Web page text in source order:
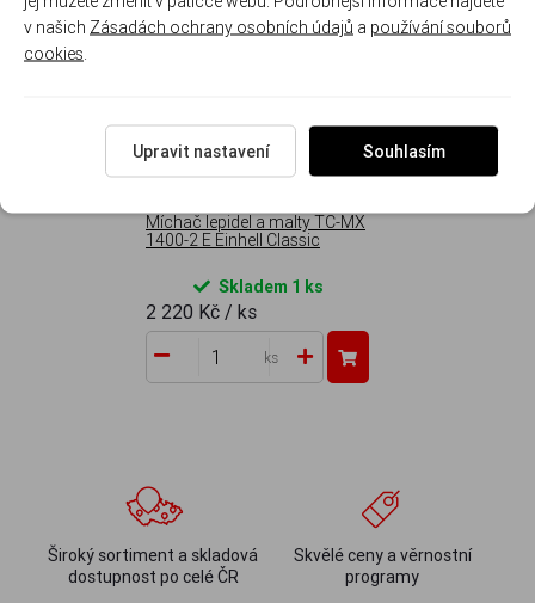
Míchač lepidel a malty TC-MX
1400-2 E Einhell Classic
Skladem 1 ks
2 220 Kč / ks
ks
Široký sortiment a skladová
dostupnost po celé ČR
Skvělé ceny a věrnostní
programy
v našich Zásadách ochrany osobních údajů a používání souborů
cookies
Upravit nastavení Souhlasím